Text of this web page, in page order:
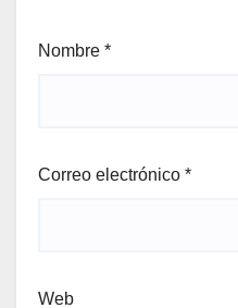
Nombre *
Correo electrónico *
Web